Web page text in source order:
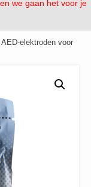
we gaan het voor je
elektroden voor